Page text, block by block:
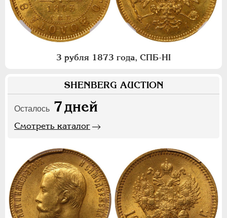
3 рубля 1873 года, СПБ-НI
SHENBERG AUCTION
Осталось 7дней
Смотреть каталог